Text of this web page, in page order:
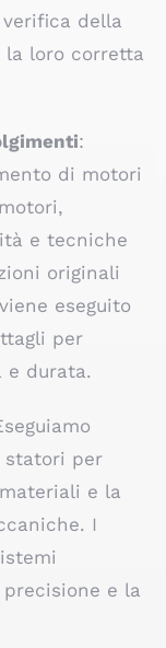
della
la loro corretta
:
di motori
e tecniche
originali
eseguito
per
e durata.
per
e la
I
e la